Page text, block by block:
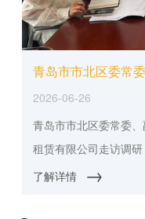
2026-06-26
青岛市市北区委常委
租赁有限公司走访调研
了解详情
→